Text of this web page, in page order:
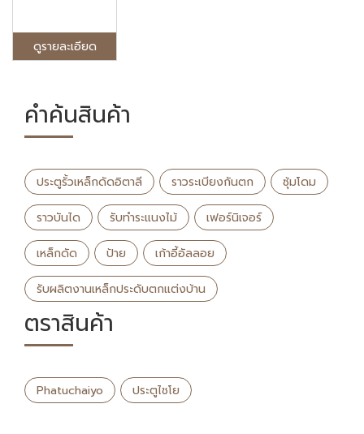
ดูรายละเอียด
คำค้นสินค้า
ประตูรั้วเหล็กดัดอิตาลี ราวระเบียงกันตก ซุ้มโดม
ราวบันได รับทําระแนงไม้ เฟอร์นิเจอร์
เหล็กดัด ป้าย เก้าอี้อัลลอย
รับผลิตงานเหล็กประดับตกแต่งบ้าน
ตราสินค้า
Phatuchaiyo ประตูไชโย